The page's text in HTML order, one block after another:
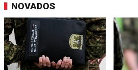
NOVADOS